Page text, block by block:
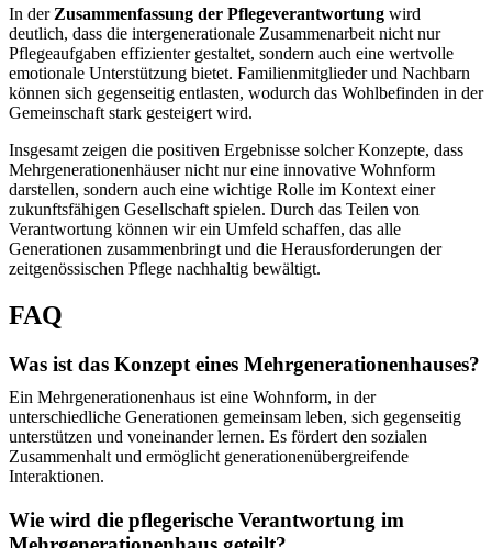
In der Zusammenfassung der Pflegeverantwortung wird
deutlich, dass die intergenerationale Zusammenarbeit nicht nur
Pflegeaufgaben effizienter gestaltet, sondern auch eine wertvolle
emotionale Unterstützung bietet. Familienmitglieder und Nachbarn
können sich gegenseitig entlasten, wodurch das Wohlbefinden in der
Gemeinschaft stark gesteigert wird.
Insgesamt zeigen die positiven Ergebnisse solcher Konzepte, dass
Mehrgenerationenhäuser nicht nur eine innovative Wohnform
darstellen, sondern auch eine wichtige Rolle im Kontext einer
zukunftsfähigen Gesellschaft spielen. Durch das Teilen von
Verantwortung können wir ein Umfeld schaffen, das alle
Generationen zusammenbringt und die Herausforderungen der
zeitgenössischen Pflege nachhaltig bewältigt.
FAQ
Was ist das Konzept eines Mehrgenerationenhauses?
Ein Mehrgenerationenhaus ist eine Wohnform, in der
unterschiedliche Generationen gemeinsam leben, sich gegenseitig
unterstützen und voneinander lernen. Es fördert den sozialen
Zusammenhalt und ermöglicht generationenübergreifende
Interaktionen.
Wie wird die pflegerische Verantwortung im